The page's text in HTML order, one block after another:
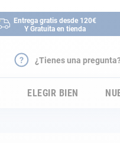
Entrega gratis desde 120€
Y Gratuita en tienda
¿Tienes una
ELEGIR BIEN